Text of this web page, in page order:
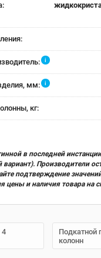
i
мм: i
кг:
в последней
Производители
подтверждение
и наличия товара на
4
Подкатной
колонн